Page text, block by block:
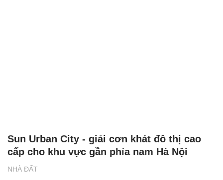
NHÀ ĐẤT
Sun Urban City - giải cơn khát đô thị cao
cấp cho khu vực gần phía nam Hà Nội